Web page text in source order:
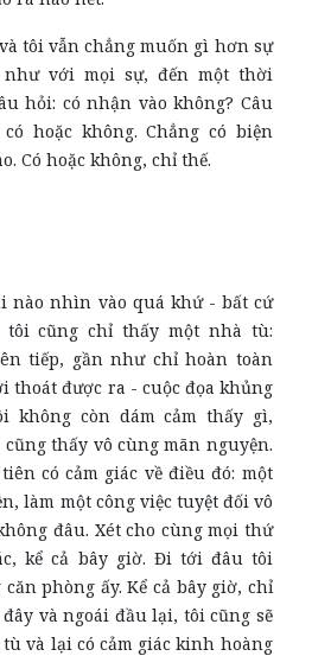
tôi vẫn chẳng muốn gì hơn sự
như với mọi sự, đến một thời
hỏi: có nhận vào không? Câu
hoặc không. Chẳng có biện
Có hoặc không, chỉ thế.
nào nhìn vào quá khứ - bất cứ
cũng chỉ thấy một nhà tù:
tiếp, gần như chỉ hoàn toàn
thoát được ra - cuộc đọa khủng
không còn dám cảm thấy gì,
thấy vô cùng mãn nguyện.
có cảm giác về điều đó: một
làm một công việc tuyệt đối vô
đâu. Xét cho cùng mọi thứ
kể cả bây giờ. Đi tới đâu tôi
phòng ấy. Kể cả bây giờ, chỉ
và ngoái đầu lại, tôi cũng sẽ
và lại có cảm giác kinh hoàng